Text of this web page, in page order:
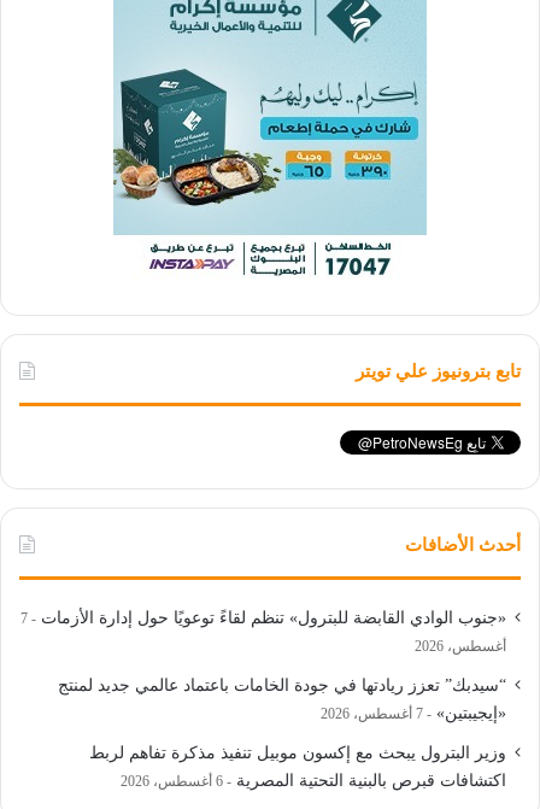
تابع بترونيوز علي تويتر
أحدث الأضافات
«جنوب الوادي القابضة للبترول» تنظم لقاءً توعويًا حول إدارة الأزمات
7
أغسطس، 2026
“سيدبك” تعزز ريادتها في جودة الخامات باعتماد عالمي جديد لمنتج
«إيجيبتين»
7 أغسطس، 2026
وزير البترول يبحث مع إكسون موبيل تنفيذ مذكرة تفاهم لربط
اكتشافات قبرص بالبنية التحتية المصرية
6 أغسطس، 2026